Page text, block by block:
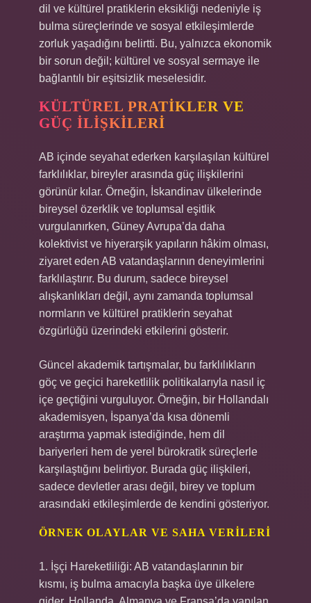
dil ve kültürel pratiklerin eksikliği nedeniyle iş
bulma süreçlerinde ve sosyal etkileşimlerde
zorluk yaşadığını belirtti. Bu, yalnızca ekonomik
bir sorun değil; kültürel ve sosyal sermaye ile
bağlantılı bir eşitsizlik meselesidir.
KÜLTÜREL PRATIKLER VE
GÜÇ İLIŞKILERI
AB içinde seyahat ederken karşılaşılan kültürel
farklılıklar, bireyler arasında güç ilişkilerini
görünür kılar. Örneğin, İskandinav ülkelerinde
bireysel özerklik ve toplumsal eşitlik
vurgulanırken, Güney Avrupa’da daha
kolektivist ve hiyerarşik yapıların hâkim olması,
ziyaret eden AB vatandaşlarının deneyimlerini
farklılaştırır. Bu durum, sadece bireysel
alışkanlıkları değil, aynı zamanda toplumsal
normların ve kültürel pratiklerin seyahat
özgürlüğü üzerindeki etkilerini gösterir.
Güncel akademik tartışmalar, bu farklılıkların
göç ve geçici hareketlilik politikalarıyla nasıl iç
içe geçtiğini vurguluyor. Örneğin, bir Hollandalı
akademisyen, İspanya’da kısa dönemli
araştırma yapmak istediğinde, hem dil
bariyerleri hem de yerel bürokratik süreçlerle
karşılaştığını belirtiyor. Burada güç ilişkileri,
sadece devletler arası değil, birey ve toplum
arasındaki etkileşimlerde de kendini gösteriyor.
ÖRNEK OLAYLAR VE SAHA VERILERI
1. İşçi Hareketliliği: AB vatandaşlarının bir
kısmı, iş bulma amacıyla başka üye ülkelere